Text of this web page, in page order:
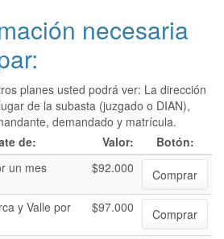
necesaria
planes usted podrá ver: La dirección
de la subasta (juzgado o DIAN),
demandado y matrícula.
de:
Valor:
Botón:
un mes
$92.000
Comprar
y Valle por
$97.000 Comprar